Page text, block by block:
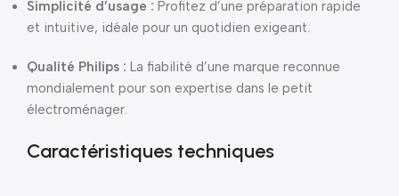
Simplicité d’usage : Profitez d’une préparation rapide
et intuitive, idéale pour un quotidien exigeant.
Qualité Philips : La fiabilité d’une marque reconnue
mondialement pour son expertise dans le petit
électroménager.
Caractéristiques techniques